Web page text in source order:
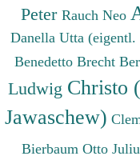
Peter Rauch Neo
Danella Utta (eigentl.
Benedetto Brecht
Ludwig Christo
Jawaschew)
Bierbaum Otto